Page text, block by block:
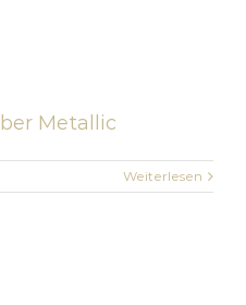
Metallic
Weiterlesen